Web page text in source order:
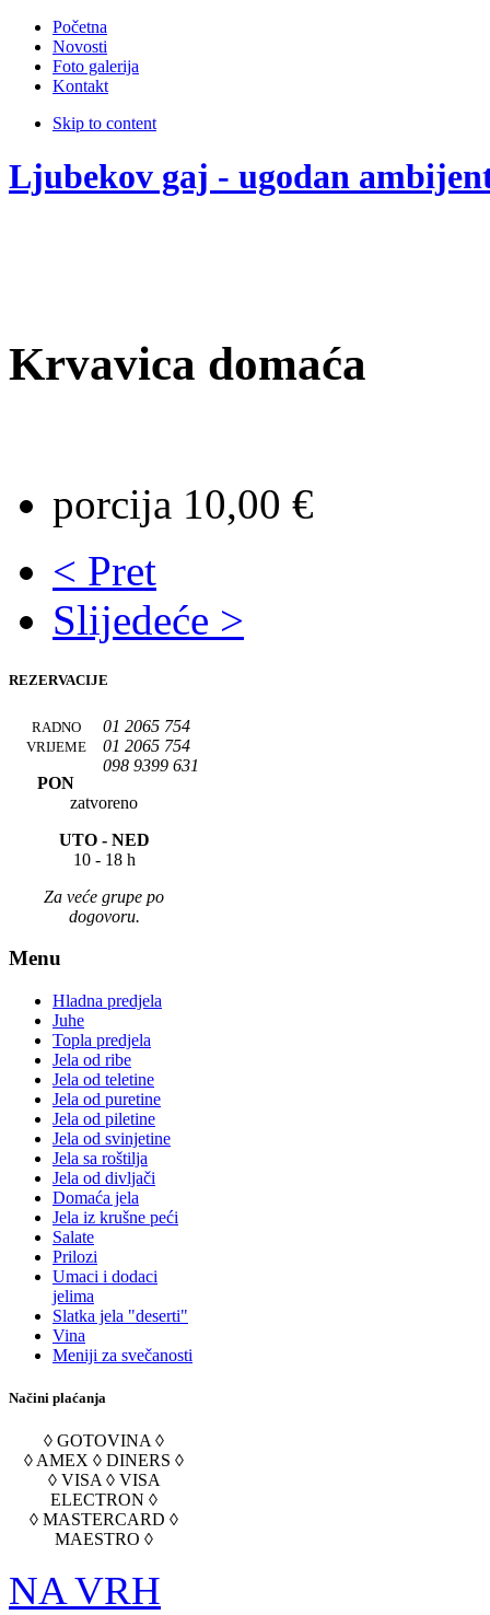
Početna
Novosti
Foto galerija
Kontakt
Skip to content
Ljubekov gaj - ugodan
Krvavica domaća
porcija 10,00 €
< Pret
Slijedeće >
REZERVACIJE
01 2065 754
01 2065 754
098 9399 631
RADNO
VRIJEME
PON
zatvoreno
UTO - NED
10 - 18 h
Za veće grupe po
dogovoru.
Menu
Hladna predjela
Juhe
Topla predjela
Jela od ribe
Jela od teletine
Jela od puretine
Jela od piletine
Jela od svinjetine
Jela sa roštilja
Jela od divljači
Domaća jela
Jela iz krušne peći
Salate
Prilozi
Umaci i dodaci
jelima
Slatka jela "deserti"
Vina
Meniji za svečanosti
Načini plaćanja
◊ GOTOVINA ◊
◊ AMEX ◊ DINERS ◊
◊ VISA ◊ VISA
ELECTRON ◊
◊ MASTERCARD ◊
MAESTRO ◊
NA VRH